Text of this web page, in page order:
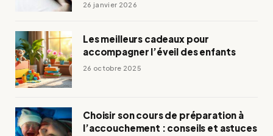
26 janvier 2026
Les meilleurs cadeaux pour
accompagner l’éveil des enfants
26 octobre 2025
Choisir son cours de préparation à
l’accouchement : conseils et astuces